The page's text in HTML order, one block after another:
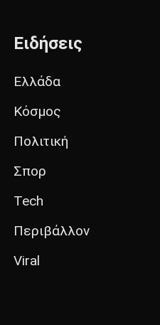
Ειδήσεις
Ελλάδα
Κόσμος
Πολιτική
Σπορ
Tech
Περιβάλλον
Viral